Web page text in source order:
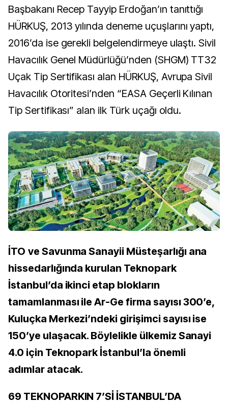
Başbakanı Recep Tayyip Erdoğan’ın tanıttığı
HÜRKUŞ, 2013 yılında deneme uçuşlarını yaptı,
2016’da ise gerekli belgelendirmeye ulaştı. Sivil
Havacılık Genel Müdürlüğü’nden (SHGM) TT32
Uçak Tip Sertifikası alan HÜRKUŞ, Avrupa Sivil
Havacılık Otoritesi’nden “EASA Geçerli Kılınan
Tip Sertifikası” alan ilk Türk uçağı oldu.
İTO ve Savunma Sanayii Müsteşarlığı ana
hissedarlığında kurulan Teknopark
İstanbul’da ikinci etap blokların
tamamlanması ile Ar-Ge firma sayısı 300’e,
Kuluçka Merkezi’ndeki girişimci sayısı ise
150’ye ulaşacak. Böylelikle ülkemiz Sanayi
4.0 için Teknopark İstanbul’la önemli
adımlar atacak.
69 TEKNOPARKIN 7’Sİ İSTANBUL’DA